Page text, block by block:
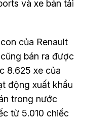
và xe bán tải
của Renault
bán ra được
8.625 xe của
động xuất khẩu
trong nước
từ 5.010 chiếc